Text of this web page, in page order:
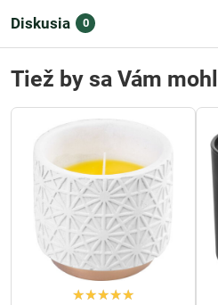
Diskusia 0
Tiež by sa Vám